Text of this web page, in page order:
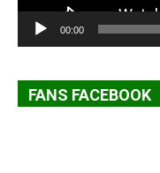
00:00
FANS FACEBOOK